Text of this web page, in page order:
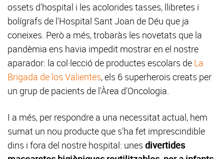
ossets d'hospital i les acolorides tasses, llibretes i
bolígrafs de l'Hospital Sant Joan de Déu que ja
coneixes. Però a més, trobaràs les novetats que la
pandèmia ens havia impedit mostrar en el nostre
aparador: la col·lecció de productes escolars de La
Brigada de los Valientes, els 6 superherois creats per
un grup de pacients de l'Àrea d'Oncologia.
I a més, per respondre a una necessitat actual, hem
sumat un nou producte que s'ha fet imprescindible
dins i fora del nostre hospital: unes divertides